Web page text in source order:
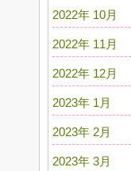
2022年 10月
2022年 11月
2022年 12月
2023年 1月
2023年 2月
2023年 3月